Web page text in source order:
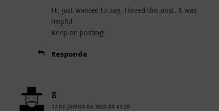
Hi, just wanted to say, I loved this post. It was
helpful.
Keep on posting!
Responda
g
17 DE JUNHO DE 2020 ÀS 03:20